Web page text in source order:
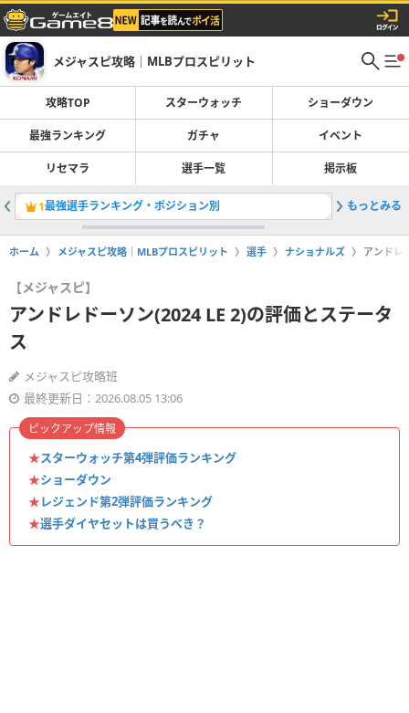
メジャスピ攻略｜MLBプロスピリット
攻略TOP スターウォッチ ショーダウン
最強ランキング ガチャ イベント
リセマラ 選手一覧 掲示板
1最強選手ランキング・ポジション別 2カルラ
もっとみる
ホーム メジャスピ攻略｜MLBプロスピリット 選手 ナショナルズ アンドレ
【メジャスピ】
アンドレドーソン(2024 LE 2)の評価とステータ
ス
メジャスピ攻略班
最終更新日：2026.08.05 13:06
★スターウォッチ第4弾評価ランキング
★ショーダウン
★レジェンド第2弾評価ランキング
★選手ダイヤセットは買うべき？
ピックアップ情報